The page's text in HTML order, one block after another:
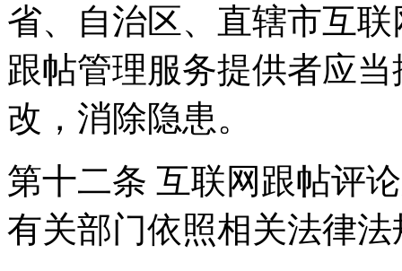
省、自治区、直辖市互
跟帖管理服务提供者应
改，消除隐患。
第十二条 互联网跟帖评
有关部门依照相关法律